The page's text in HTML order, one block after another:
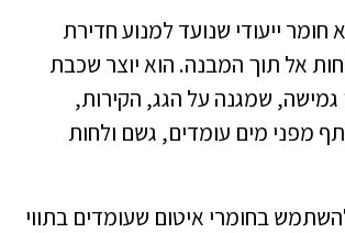
חומר ייעודי שנועד למנוע חדירת
אל תוך המבנה. הוא יוצר שכבת
גמישה, שמגנה על הגג, הקירות,
מפני מים עומדים, גשם ולחות
בחומרי איטום שעומדים בתווי